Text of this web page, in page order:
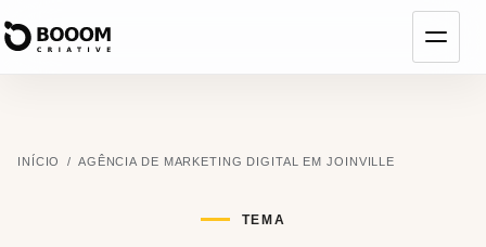
Abrir
INÍCIO / AGÊNCIA DE MARKETING DIGITAL EM JOINVILLE
TEMA